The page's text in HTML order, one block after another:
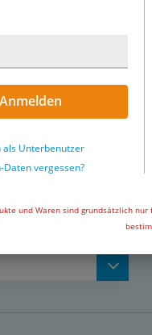
Anmelden
als Unterbenutzer
Daten vergessen?
und Waren sind grundsätzlich
die Auswahl von